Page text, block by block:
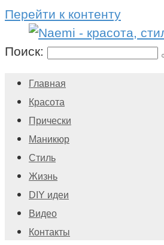
Перейти к контенту
Поиск:
Главная
Красота
Прически
Маникюр
Стиль
Жизнь
DIY идеи
Видео
Контакты